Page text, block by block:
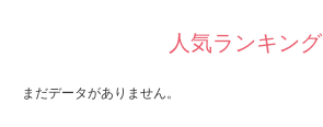
人気ランキング
まだデータがありません。